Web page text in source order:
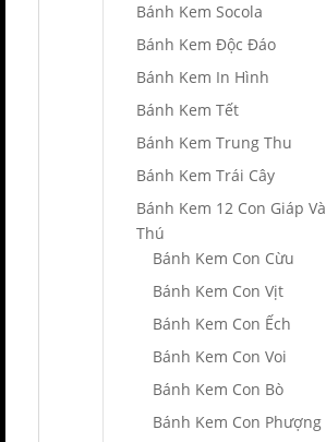
Bánh Kem Socola
Bánh Kem Độc Đáo
Bánh Kem In Hình
Bánh Kem Tết
Bánh Kem Trung Thu
Bánh Kem Trái Cây
Bánh Kem 12 Con Giáp Và
Thú
Bánh Kem Con Cừu
Bánh Kem Con Vịt
Bánh Kem Con Ếch
Bánh Kem Con Voi
Bánh Kem Con Bò
Bánh Kem Con Phượng